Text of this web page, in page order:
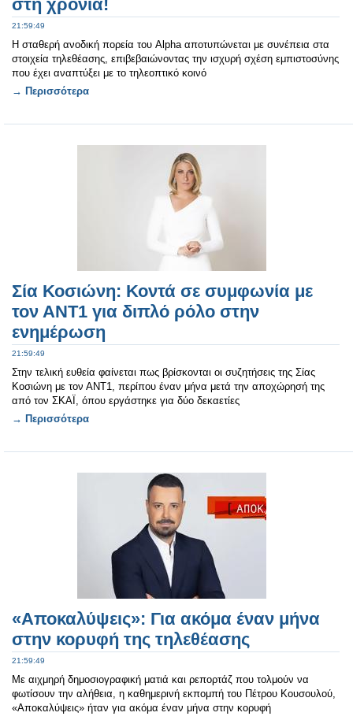
στη χρονιά!
21:59:49
Η σταθερή ανοδική πορεία του Alpha αποτυπώνεται με συνέπεια στα
στοιχεία τηλεθέασης, επιβεβαιώνοντας την ισχυρή σχέση εμπιστοσύνης
που έχει αναπτύξει με το τηλεοπτικό κοινό
→ Περισσότερα
Σία Κοσιώνη: Κοντά σε συμφωνία με
τον ΑΝΤ1 για διπλό ρόλο στην
ενημέρωση
21:59:49
Στην τελική ευθεία φαίνεται πως βρίσκονται οι συζητήσεις της Σίας
Κοσιώνη με τον ΑΝΤ1, περίπου έναν μήνα μετά την αποχώρησή της
από τον ΣΚΑΪ, όπου εργάστηκε για δύο δεκαετίες
→ Περισσότερα
«Αποκαλύψεις»: Για ακόμα έναν μήνα
στην κορυφή της τηλεθέασης
21:59:49
Με αιχμηρή δημοσιογραφική ματιά και ρεπορτάζ που τολμούν να
φωτίσουν την αλήθεια, η καθημερινή εκπομπή του Πέτρου Κουσουλού,
«Αποκαλύψεις» ήταν για ακόμα έναν μήνα στην κορυφή